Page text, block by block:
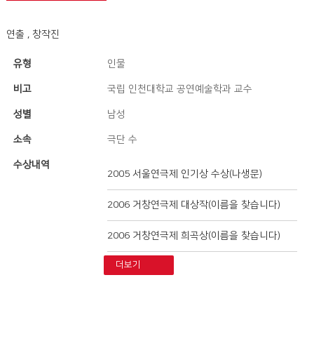
연출 , 창작진
유형 인물
비고 국립 인천대학교 공연예술학과 교수
성별 남성
소속 극단 수
수상내역
2005 서울연극제 인기상 수상(나생문)
2006 거창연극제 대상작(이름을 찾습니다)
2006 거창연극제 희곡상(이름을 찾습니다)
더보기